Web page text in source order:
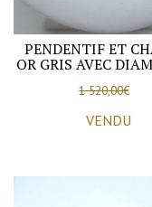
PENDENTIF ET
OR GRIS AVEC
1 520,00€
VENDU